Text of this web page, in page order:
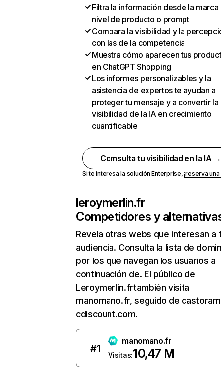
Filtra la información desde la marca
nivel de producto o prompt
Compara la visibilidad y la
con las de la competencia
Muestra cómo aparecen tus
en ChatGPT Shopping
Los informes personalizables y la
asistencia de expertos te ayudan a
proteger tu mensaje y a convertir la
visibilidad de la IA en crecimiento
cuantificable
Comsulta tu visibilidad en la IA →
Si te interesa la solución Enterprise,¡reserva
leroymerlin.fr
Competidores y
Revela otras webs que interesan a
audiencia. Consulta la lista de
por los que navegan los usuarios a
continuación de. El público de
Leroymerlin.frtambién visita
manomano.fr, seguido de
cdiscount.com.
#1
manomano.fr
Visitas:10,47 M